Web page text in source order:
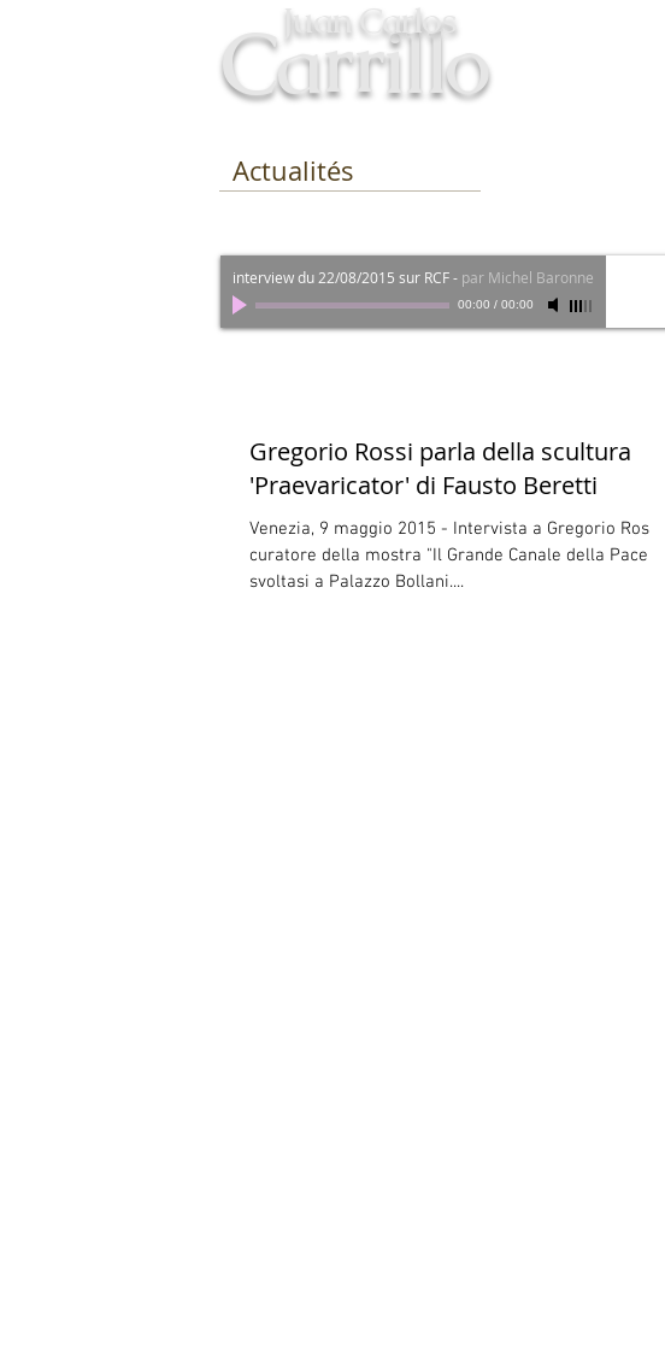
Carrillo
Juan Carlos
Actualités
interview du 22/08/2015 sur RCF- par Michel Baronne
00:00 / 00:00
Gregorio Rossi parla della scultura
'Praevaricator' di Fausto Beretti
Venezia, 9 maggio 2015 - Intervista a Gregorio Rossi,
curatore della mostra "Il Grande Canale della Pace"
svoltasi a Palazzo Bollani....